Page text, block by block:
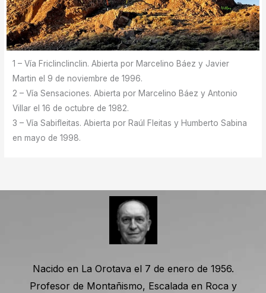
1 – Vía Friclinclinclin. Abierta por Marcelino Báez y Javier
Martin el 9 de noviembre de 1996.
2 – Vía Sensaciones. Abierta por Marcelino Báez y Antonio
Villar el 16 de octubre de 1982.
3 – Vía Sabifleitas. Abierta por Raúl Fleitas y Humberto Sabina
en mayo de 1998.
Nacido en La Orotava el 7 de enero de 1956.
Profesor de Montañismo, Escalada en Roca y